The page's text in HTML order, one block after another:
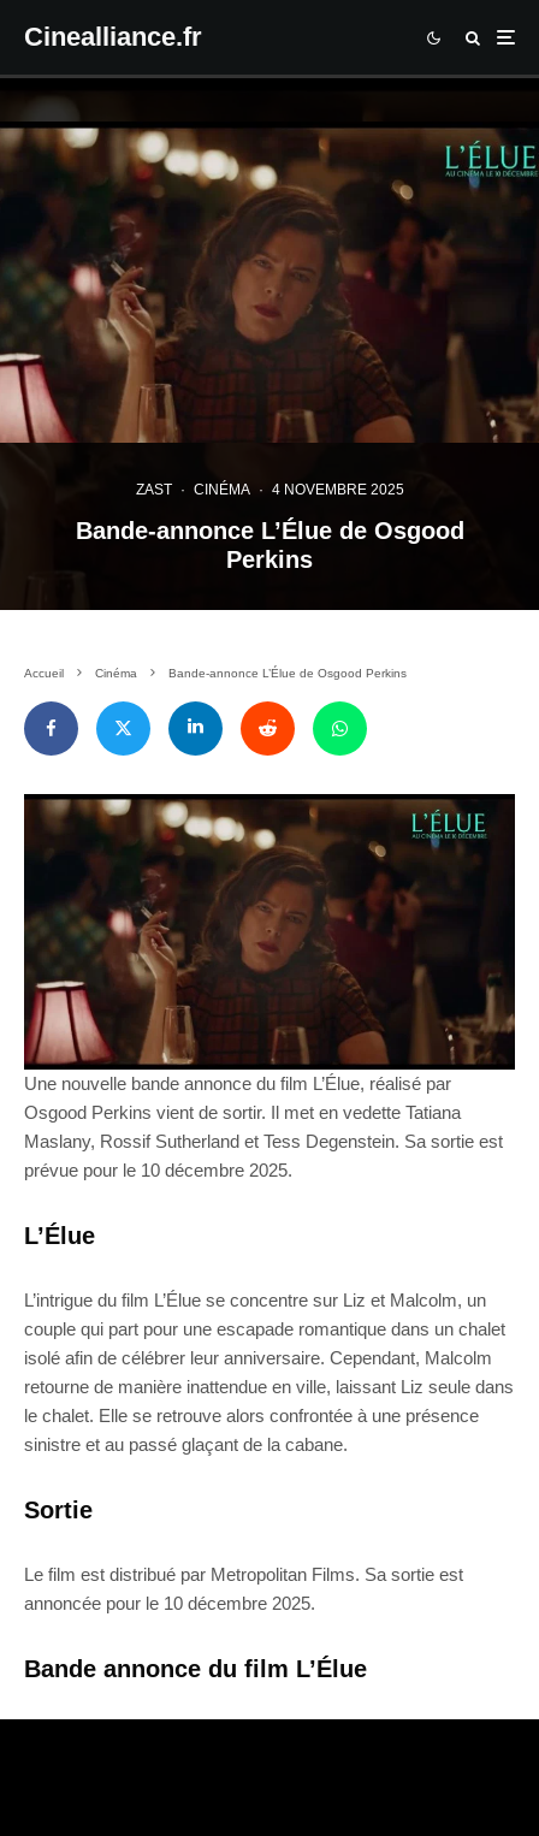
Cinealliance.fr
ZAST · CINÉMA · 4 NOVEMBRE 2025
Bande-annonce L’Élue de Osgood
Perkins
Accueil Cinéma Bande-annonce L’Élue de Osgood Perkins
Une nouvelle bande annonce du film L’Élue, réalisé par
Osgood Perkins vient de sortir. Il met en vedette Tatiana
Maslany, Rossif Sutherland et Tess Degenstein. Sa sortie est
prévue pour le 10 décembre 2025.
L’Élue
L’intrigue du film L’Élue se concentre sur Liz et Malcolm, un
couple qui part pour une escapade romantique dans un chalet
isolé afin de célébrer leur anniversaire. Cependant, Malcolm
retourne de manière inattendue en ville, laissant Liz seule dans
le chalet. Elle se retrouve alors confrontée à une présence
sinistre et au passé glaçant de la cabane.
Sortie
Le film est distribué par Metropolitan Films. Sa sortie est
annoncée pour le 10 décembre 2025.
Bande annonce du film L’Élue